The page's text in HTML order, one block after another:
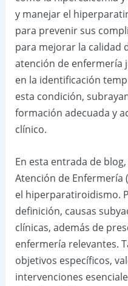
y manejar el
para prevenir sus
para mejorar la calidad
atención de enfermería
en la identificación
esta condición,
formación adecuada y
clínico.
En esta entrada de
Atención de Enfermería
el hiperparatiroidismo.
definición, causas
clínicas, además de
enfermería relevantes.
objetivos específicos,
intervenciones